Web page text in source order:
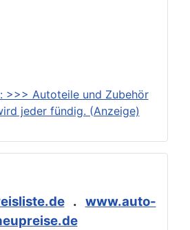
>>> Autoteile und Zubehör
jeder fündig. (Anzeige)
. www.auto-